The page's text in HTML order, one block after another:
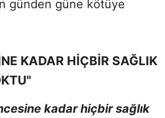
günden güne kötüye
KADAR HİÇBİR SAĞLIK
kadar hiçbir sağlık